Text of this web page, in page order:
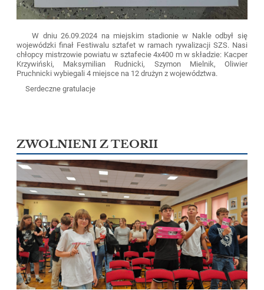
W dniu 26.09.2024 na miejskim stadionie w Nakle odbył się
wojewódzki finał Festiwalu sztafet w ramach rywalizacji SZS. Nasi
chłopcy mistrzowie powiatu w sztafecie 4x400 m w składzie: Kacper
Krzywiński, Maksymilian Rudnicki, Szymon Mielnik, Oliwier
Pruchnicki wybiegali 4 miejsce na 12 drużyn z województwa.
Serdeczne gratulacje
ZWOLNIENI Z TEORII